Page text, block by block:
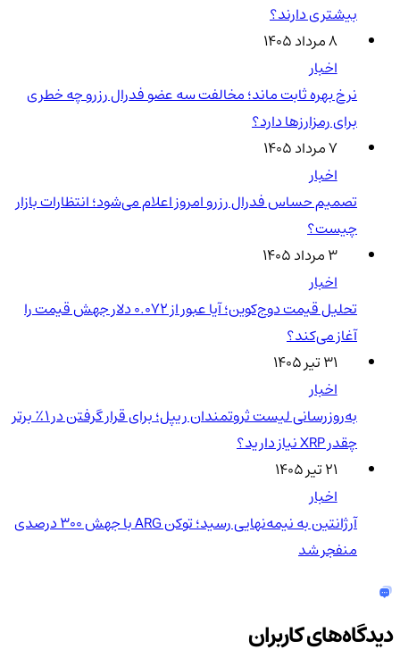
بیشتری دارند؟
۸ مرداد ۱۴۰۵
اخبار
نرخ بهره ثابت ماند؛ مخالفت سه عضو فدرال رزرو چه خطری
برای رمزارزها دارد؟
۷ مرداد ۱۴۰۵
اخبار
تصمیم حساس فدرال رزرو امروز اعلام می‌شود؛ انتظارات بازار
چیست؟
۳ مرداد ۱۴۰۵
اخبار
تحلیل قیمت دوج‌کوین؛ آیا عبور از ۰.۰۷۲ دلار جهش قیمت را
آغاز می‌کند؟
۳۱ تیر ۱۴۰۵
اخبار
به‌روزرسانی لیست ثروتمندان ریپل؛ برای قرار گرفتن در ۱٪ برتر
چقدر XRP نیاز دارید؟
۲۱ تیر ۱۴۰۵
اخبار
آرژانتین به نیمه‌نهایی رسید؛ توکن ARG با جهش ۳۰۰ درصدی
منفجر شد
دیدگاه‌های کاربران